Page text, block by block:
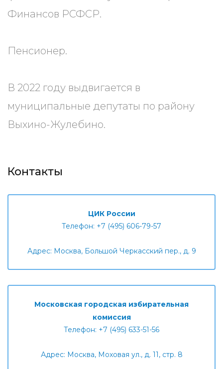
Финансов РСФСР.
Пенсионер.
В 2022 году выдвигается в
муниципальные депутаты по району
Выхино-Жулебино.
Контакты
ЦИК России
Телефон: +7 (495) 606-79-57
Адрес: Москва, Большой Черкасский пер., д. 9
Московская городская избирательная
комиссия
Телефон: +7 (495) 633-51-56
Адрес: Москва, Моховая ул., д. 11, стр. 8